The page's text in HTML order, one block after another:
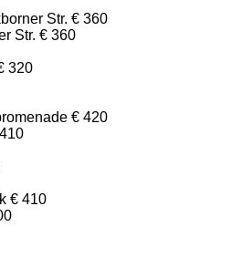
Str. € 360
Str. € 360
320
€ 420
€ 410